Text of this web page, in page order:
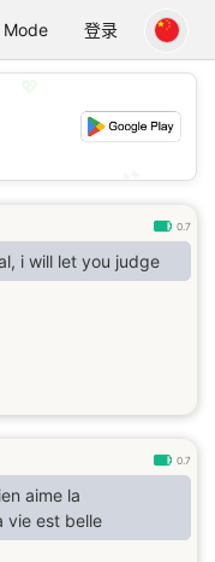
Mode 登录
0.7
i will let you judge
0.7
aime la
vie est belle